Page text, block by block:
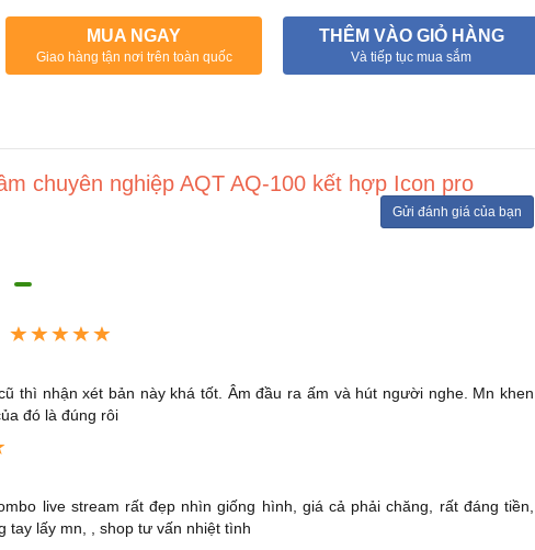
MUA NGAY
Giao hàng tận nơi trên toàn quốc
THÊM VÀO GIỎ HÀNG
Và tiếp tục mua sắm
chuyên nghiệp AQT AQ-100 kết hợp Icon pro
Gửi đánh giá của bạn
thì nhận xét bản này khá tốt. Âm đầu ra ấm và hút người nghe. Mn khen
đó là đúng rôi
live stream rất đẹp nhìn giống hình, giá cả phải chăng, rất đáng tiền,
tay lấy mn, , shop tư vấn nhiệt tình